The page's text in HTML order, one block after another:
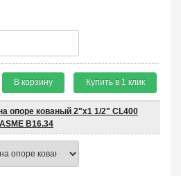
В корзину Купить в 1 клик
опоре кованый 2"x1 1/2" CL400
B16.34